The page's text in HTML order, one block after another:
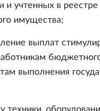
и учтенных в реестре
имущества;
выплат
выполнения